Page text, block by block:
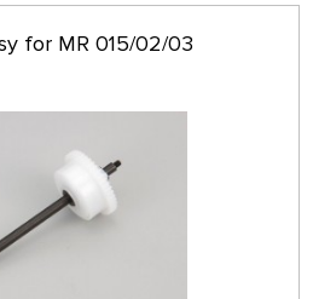
for MR 015/02/03